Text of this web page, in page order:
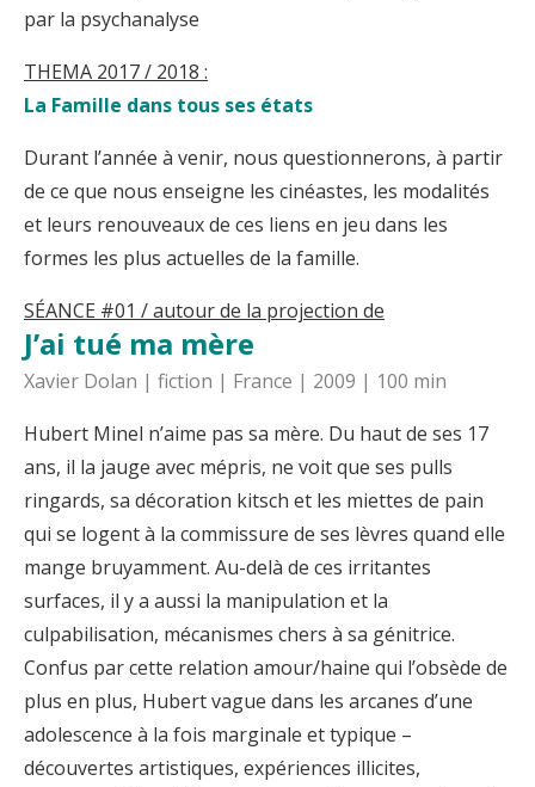
par la psychanalyse
THEMA 2017 / 2018 :
La Famille dans tous ses états
Durant l’année à venir, nous questionnerons, à partir
de ce que nous enseigne les cinéastes, les modalités
et leurs renouveaux de ces liens en jeu dans les
formes les plus actuelles de la famille.
SÉANCE #01 / autour de la projection de
J’ai tué ma mère
Xavier Dolan | fiction | France | 2009 | 100 min
Hubert Minel n’aime pas sa mère. Du haut de ses 17
ans, il la jauge avec mépris, ne voit que ses pulls
ringards, sa décoration kitsch et les miettes de pain
qui se logent à la commissure de ses lèvres quand elle
mange bruyamment. Au-delà de ces irritantes
surfaces, il y a aussi la manipulation et la
culpabilisation, mécanismes chers à sa génitrice.
Confus par cette relation amour/haine qui l’obsède de
plus en plus, Hubert vague dans les arcanes d’une
adolescence à la fois marginale et typique –
découvertes artistiques, expériences illicites,